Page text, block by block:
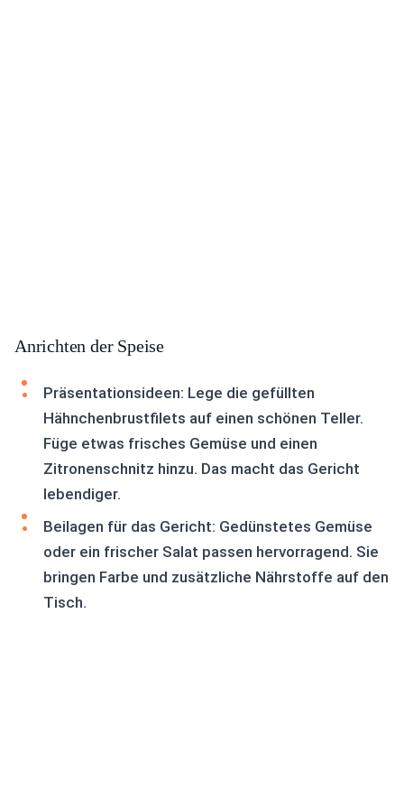
Anrichten der Speise
Präsentationsideen: Lege die gefüllten
Hähnchenbrustfilets auf einen schönen Teller.
Füge etwas frisches Gemüse und einen
Zitronenschnitz hinzu. Das macht das Gericht
lebendiger.
Beilagen für das Gericht: Gedünstetes Gemüse
oder ein frischer Salat passen hervorragend. Sie
bringen Farbe und zusätzliche Nährstoffe auf den
Tisch.